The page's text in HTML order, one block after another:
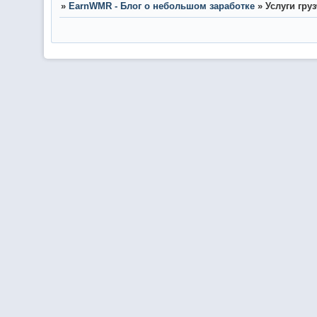
» EarnWMR - Блог о небольшом заработке » Услуги